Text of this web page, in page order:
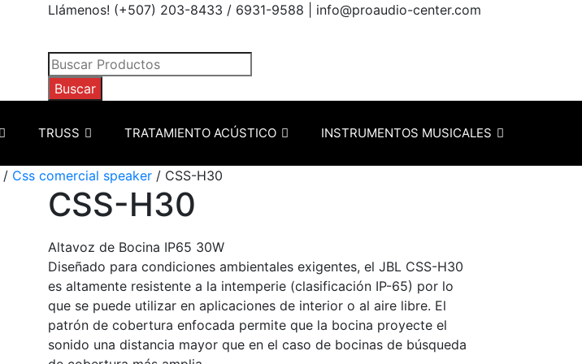
Llámenos! (+507) 203-8433 / 6931-9588 | info@proaudio-center.com
Búsqueda
de
productos
Buscar
TRUSS TRATAMIENTO ACÚSTICO INSTRUMENTOS MUSICALES
/ Css comercial speaker / CSS-H30
CSS-H30
Altavoz de Bocina IP65 30W
Diseñado para condiciones ambientales exigentes, el JBL CSS-H30
es altamente resistente a la intemperie (clasificación IP-65) por lo
que se puede utilizar en aplicaciones de interior o al aire libre. El
patrón de cobertura enfocada permite que la bocina proyecte el
sonido una distancia mayor que en el caso de bocinas de búsqueda